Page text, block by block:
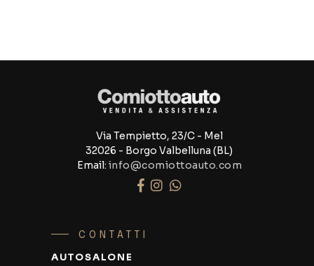
Via Tempietto, 23/C - Mel
32026 - Borgo Valbelluna (BL)
Email: info@comiottoauto.com
CONTATTI
AUTOSALONE